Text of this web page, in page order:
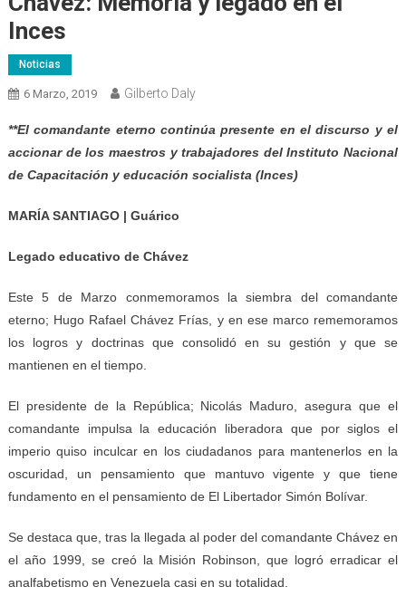
Inces
Noticias
6 Marzo, 2019 Gilberto Daly
**El comandante eterno continúa presente en el discurso y el
accionar de los maestros y trabajadores del Instituto Nacional
de Capacitación y educación socialista (Inces)
MARÍA SANTIAGO | Guárico
Legado educativo de Chávez
Este 5 de Marzo conmemoramos la siembra del comandante
eterno; Hugo Rafael Chávez Frías, y en ese marco rememoramos
los logros y doctrinas que consolidó en su gestión y que se
mantienen en el tiempo.
El presidente de la República; Nicolás Maduro, asegura que el
comandante impulsa la educación liberadora que por siglos el
imperio quiso inculcar en los ciudadanos para mantenerlos en la
oscuridad, un pensamiento que mantuvo vigente y que tiene
fundamento en el pensamiento de El Libertador Simón Bolívar.
Se destaca que, tras la llegada al poder del comandante Chávez en
el año 1999, se creó la Misión Robinson, que logró erradicar el
analfabetismo en Venezuela casi en su totalidad.